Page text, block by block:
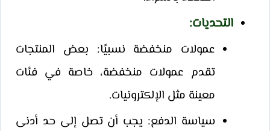
التحديات:
عمولات منخفضة نسبيًا: بعض المنتجات
تقدم عمولات منخفضة، خاصة في فئات
معينة مثل الإلكترونيات.
سياسة الدفع: يجب أن تصل إلى حد أدنى